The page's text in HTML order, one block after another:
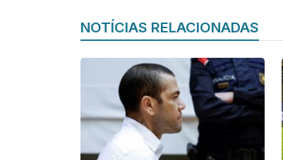
NOTÍCIAS RELACIONADAS